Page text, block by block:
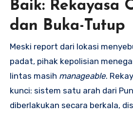
Baik: Rekayasa
dan Buka-Tutup
Meski report dari lokasi
padat, pihak kepolisian
lintas masih manageable.
kunci: sistem satu arah dari
diberlakukan secara berkala,